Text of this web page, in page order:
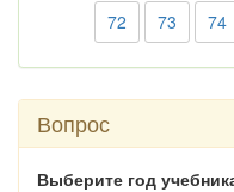
72 73 74
Вопрос
Выберите год